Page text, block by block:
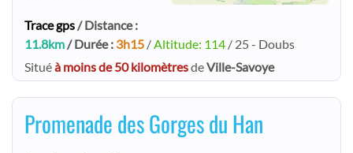
Trace gps/ Distance :
11.8km/ Durée : 3h15 /Altitude: 114 / 25 - Doubs
Situéà moins de 50 kilomètresdeVille-Savoye
Promenade des Gorges du Han